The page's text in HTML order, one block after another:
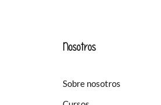
Nosotros
Sobre nosotros